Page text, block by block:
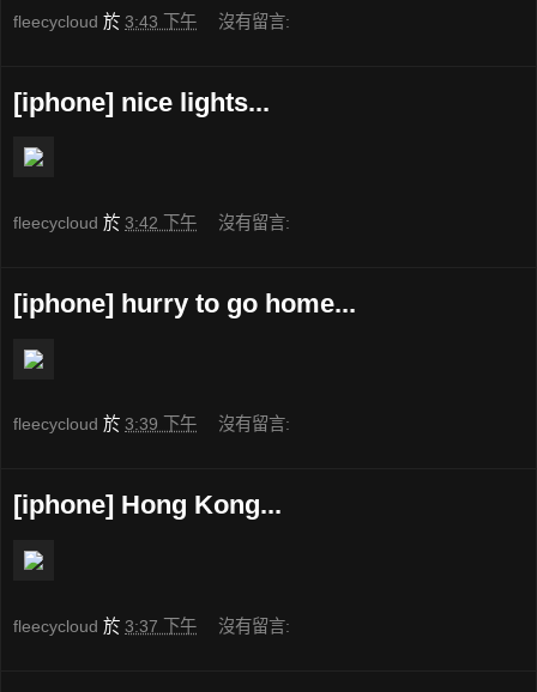
fleecycloud 於 3:43 下午 沒有留言:
[iphone] nice lights...
fleecycloud 於 3:42 下午 沒有留言:
[iphone] hurry to go home...
fleecycloud 於 3:39 下午 沒有留言:
[iphone] Hong Kong...
fleecycloud 於 3:37 下午 沒有留言: